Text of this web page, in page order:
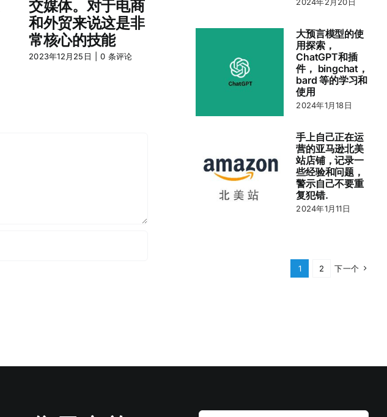
交媒体。对于电商
和外贸来说这是非
常核心的技能
2023年12月25日 0 条评论
大预言模型的使
用探索，
ChatGPT和插
件， bingchat，
bard 等的学习和
使用
2024年1月18日
手上自己正在运
营的亚马逊北美
站店铺，记录一
些经验和问题，
警示自己不要重
复犯错.
2024年1月11日
1 2 下一个